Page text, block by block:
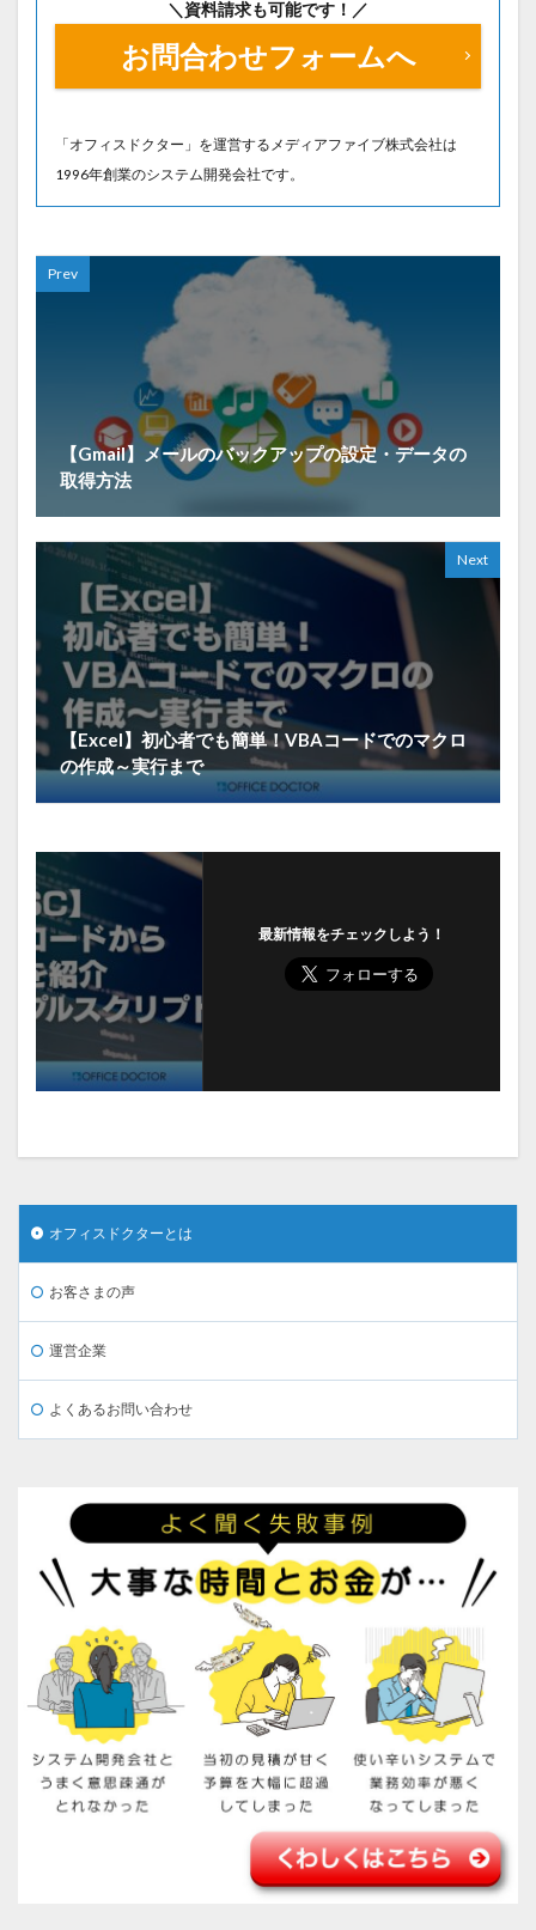
＼資料請求も可能です！／
お問合わせフォームへ
「オフィスドクター」を運営するメディアファイブ株式会社は
1996年創業のシステム開発会社です。
Prev
【Gmail】メールのバックアップの設定・データの
取得方法
Next
【Excel】初心者でも簡単！VBAコードでのマクロ
の作成～実行まで
最新情報をチェックしよう！
オフィスドクターとは
お客さまの声
運営企業
よくあるお問い合わせ